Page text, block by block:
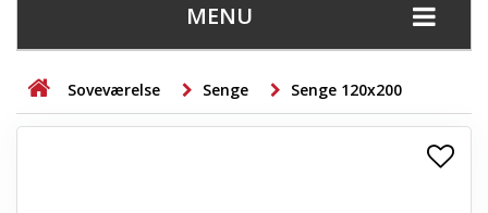
MENU
+
STUE
+
Soveværelse Senge Senge 120x200